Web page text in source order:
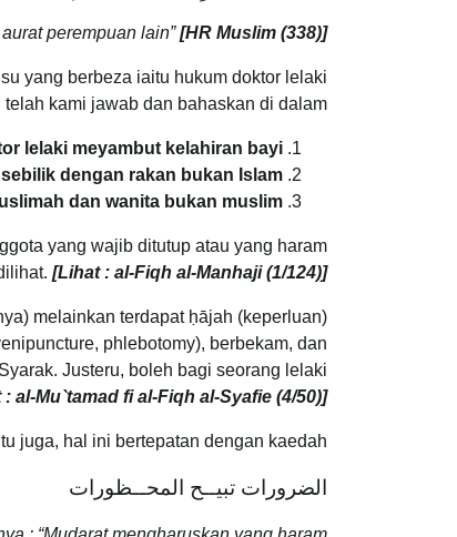
perempuan lain”[HR Muslim (338)]
yang berbeza iaitu hukum doktor lelaki
kami jawab dan bahaskan di dalam :
lelaki meyambut kelahiran bayi.
dengan rakan bukan Islam.
dan wanita bukan muslim.
yang wajib ditutup atau yang haram
[Lihat : al-Fiqh al-Manhaji (1/124)]
melainkan terdapat ḥājah (keperluan)
phlebotomy), berbekam, dan
Justeru, boleh bagi seorang lelaki
al-Mu`tamad fi al-Fiqh al-Syafie (4/50)]
juga, hal ini bertepatan dengan kaedah :
الضرورات تبيــح المحــظورات